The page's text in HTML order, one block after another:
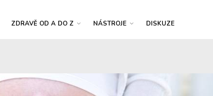
ZDRAVĚ OD A DO Z NÁSTROJE DISKUZE